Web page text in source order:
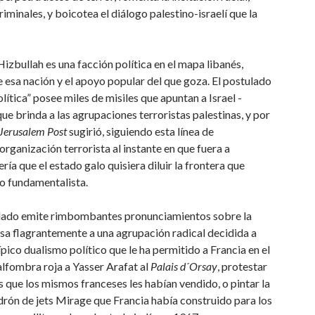
y boicotea el diálogo palestino-israelí que la
es una facción política en el mapa libanés,
nación y el apoyo popular del que goza. El postulado
posee miles de misiles que apuntan a Israel -
brinda a las agrupaciones terroristas palestinas, y por
Postsugirió, siguiendo esta línea de
terrorista al instante en que fuera a
que el estado galo quisiera diluir la frontera que
fundamentalista.
emite rimbombantes pronunciamientos sobre la
flagrantemente a una agrupación radical decidida a
dualismo político que le ha permitido a Francia en el
roja a Yasser Arafat al Palais d´Orsay , protestar
los mismos franceses les habían vendido, o pintar la
de jets Mirage que Francia había construido para los